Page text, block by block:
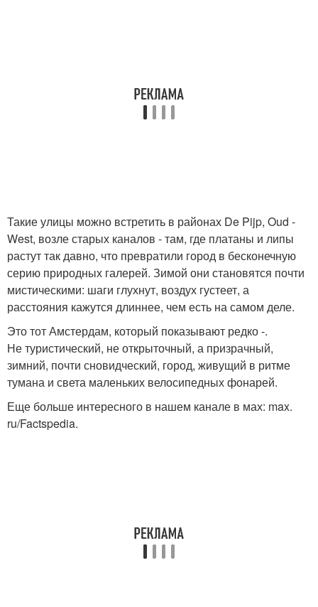
Такие улицы можно встретить в районах De Pijp, Oud -
West, возле старых каналов - там, где платаны и липы
растут так давно, что превратили город в бесконечную
серию природных галерей. Зимой они становятся почти
мистическими: шаги глухнут, воздух густеет, а
расстояния кажутся длиннее, чем есть на самом деле.
Это тот Амстердам, который показывают редко -.
Не туристический, не открыточный, а призрачный,
зимний, почти сновидческий, город, живущий в ритме
тумана и света маленьких велосипедных фонарей.
Еще больше интересного в нашем канале в мах: max.
ru/Factspedia.